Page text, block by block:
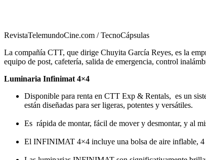
RevistaTelemundoCine.com / TecnoCápsulas
La compañía CTT, que dirige Chuyita García Reyes, es la
equipo de post, cafetería, salida de emergencia, control
Luminaria Infinimat 4×4
Disponible para renta en CTT Exp & Rentals, es un
están diseñadas para ser ligeras, potentes y versátiles.
Es rápida de montar, fácil de mover y desmontar, y al
El INFINIMAT 4×4 incluye una bolsa de aire inflable,